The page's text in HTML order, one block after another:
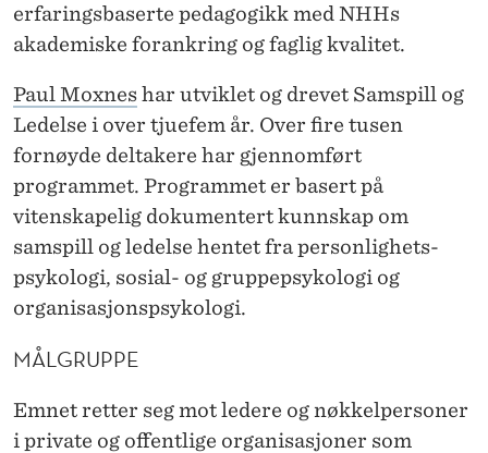
erfaringsbaserte pedagogikk med NHHs
akademiske forankring og faglig kvalitet.
Paul Moxneshar utviklet og drevet Samspill og
Ledelse i over tjuefem år. Over fire tusen
fornøyde deltakere har gjennomført
programmet. Programmet er basert på
vitenskapelig dokumentert kunnskap om
samspill og ledelse hentet fra personlighets­
psykologi, sosial- og gruppe­psykologi og
organisasjons­­psykologi.
MÅLGRUPPE
Emnet retter seg mot ledere og nøkkelpersoner
i private og offentlige organisasjoner som